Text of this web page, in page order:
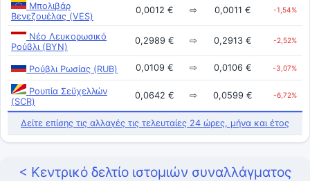
Μπολιβάρ
Βενεζουέλας (VES)
0,0012 € ⇨ 0,0011 € -1,54%
Νέο Λευκορωσικό
Ρούβλι (BYN)
0,2989 € ⇨ 0,2913 € -2,52%
Ρούβλι Ρωσίας (RUB) 0,0109 € ⇨ 0,0106 € -3,07%
Ρουπία Σεϋχελλών
(SCR)
0,0642 € ⇨ 0,0599 € -6,72%
Δείτε επίσης τις αλλαγές τις τελευταίες 24 ώρες, μήνα και έτος
< Κεντρικό δελτίο ιστομιών συναλλάγματος